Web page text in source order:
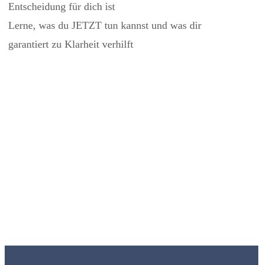
Entscheidung für dich ist
Lerne, was du JETZT tun kannst und was dir
garantiert zu Klarheit verhilft